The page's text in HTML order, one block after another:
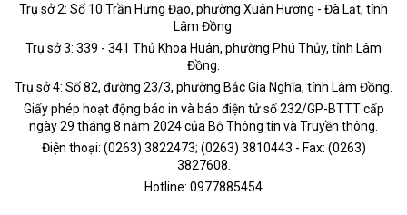
Trụ sở 2: Số 10 Trần Hưng Đạo, phường Xuân Hương - Đà Lạt, tỉnh
Lâm Đồng.
Trụ sở 3: 339 - 341 Thủ Khoa Huân, phường Phú Thủy, tỉnh Lâm
Đồng.
Trụ sở 4: Số 82, đường 23/3, phường Bắc Gia Nghĩa, tỉnh Lâm Đồng.
Giấy phép hoạt động báo in và báo điện tử số 232/GP-BTTT cấp
ngày 29 tháng 8 năm 2024 của Bộ Thông tin và Truyền thông.
Điện thoại: (0263) 3822473; (0263) 3810443 - Fax: (0263)
3827608.
Hotline: 0977885454